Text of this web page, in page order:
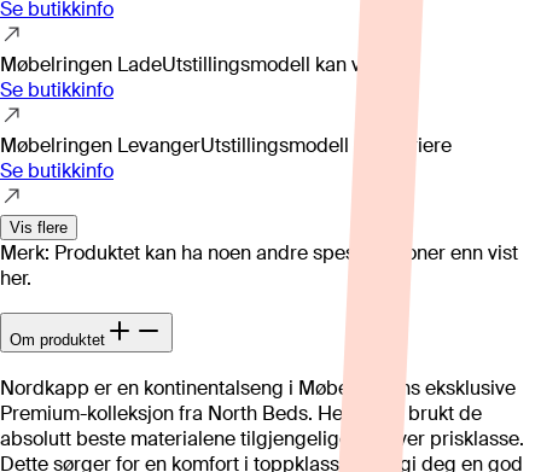
Se butikkinfo
Møbelringen LadeUtstillingsmodell kan variere
Se butikkinfo
Møbelringen LevangerUtstillingsmodell kan variere
Se butikkinfo
Vis flere
Merk: Produktet kan ha noen andre spesifikasjoner enn vist
her.
Om produktet
Nordkapp er en kontinentalseng i Møbelringens eksklusive
Premium-kolleksjon fra North Beds. Her har vi brukt de
absolutt beste materialene tilgjengelige i enhver prisklasse.
Dette sørger for en komfort i toppklasse for å gi deg en god